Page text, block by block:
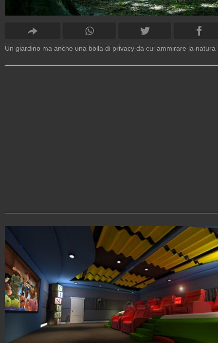
Un giardino ma anche una bolla di privacy da cui ammirare la natura